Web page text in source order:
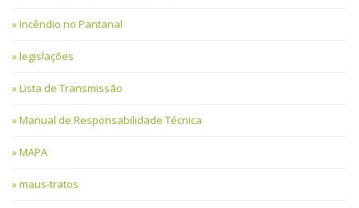
Incêndio no Pantanal
legislações
Lista de Transmissão
Manual de Responsabilidade Técnica
MAPA
maus-tratos